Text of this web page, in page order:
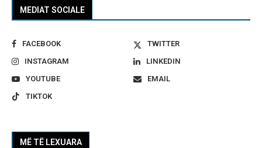
MEDIAT SOCIALE
FACEBOOK
TWITTER
INSTAGRAM
LINKEDIN
YOUTUBE
EMAIL
TIKTOK
MË TË LEXUARA